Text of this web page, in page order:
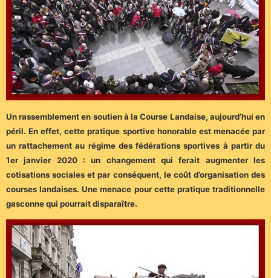
Un rassemblement en soutien à la Course Landaise, aujourd’hui en
péril. En effet, cette pratique sportive honorable est menacée par
un rattachement au régime des fédérations sportives à partir du
1er janvier 2020 : un changement qui ferait augmenter les
cotisations sociales et par conséquent, le coût d’organisation des
courses landaises. Une menace pour cette pratique traditionnelle
gasconne qui pourrait disparaître.